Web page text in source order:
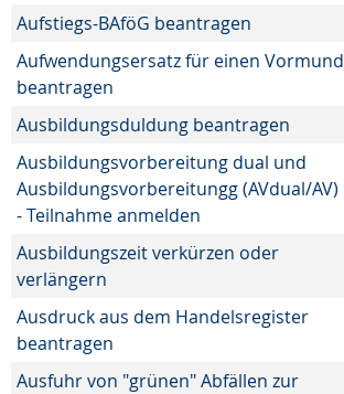
Aufstiegs-BAföG beantragen
Aufwendungsersatz für einen Vormund
beantragen
Ausbildungsduldung beantragen
Ausbildungsvorbereitung dual und
Ausbildungsvorbereitungg (AVdual/AV)
- Teilnahme anmelden
Ausbildungszeit verkürzen oder
verlängern
Ausdruck aus dem Handelsregister
beantragen
Ausfuhr von "grünen" Abfällen zur